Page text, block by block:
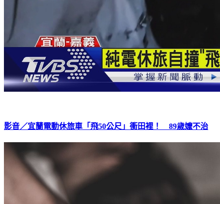
影音／宜蘭電動休旅車「飛50公尺」衝田裡！ 89歲嬤不治